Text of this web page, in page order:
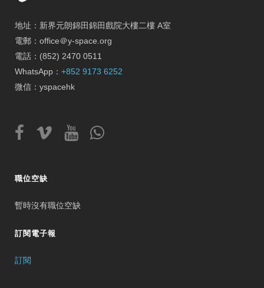
地址：新界元朗錦田錦田戲院大樓二樓 A室
電郵：office＠y-space.org
電話：(852) 2470 0511
WhatsApp： +852 9173 6252
微信：yspacehk
職位空缺
暫時沒有職位空缺
訂閱電子報
訂閱